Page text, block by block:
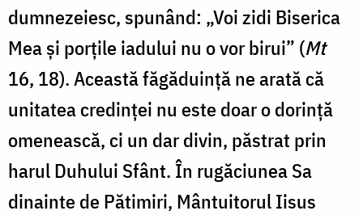
dumnezeiesc, spunând: „Voi zidi Biserica
Mea și porțile iadului nu o vor birui” (Mt
16, 18). Această făgăduință ne arată că
unitatea credinței nu este doar o dorință
omenească, ci un dar divin, păstrat prin
harul Duhului Sfânt. În rugăciunea Sa
dinainte de Pătimiri, Mântuitorul Iisus